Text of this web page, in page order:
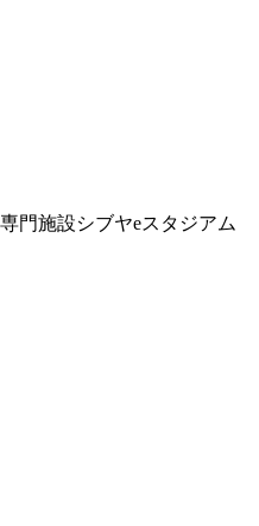
門施設シブヤeスタジアム